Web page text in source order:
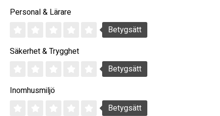
Personal & Lärare
Betygsätt
Säkerhet & Trygghet
Betygsätt
Inomhusmiljö
Betygsätt